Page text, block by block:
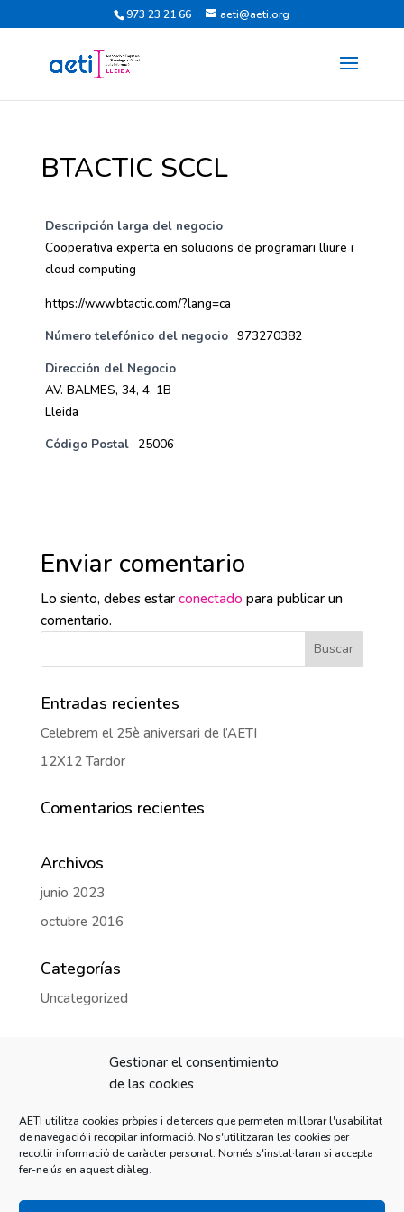
Gestionar el consentimiento
de las cookies
AETI utilitza cookies pròpies i de tercers que permeten millorar l'usabilitat
de navegació i recopilar informació. No s'utilitzaran les cookies per
recollir informació de caràcter personal. Només s'instal·laran si accepta
fer-ne ús en aquest diàleg.
973 23 21 66 aeti@aeti.org
BTACTIC SCCL
Descripción larga del negocio
Cooperativa experta en solucions de programari lliure i
cloud computing
https://www.btactic.com/?lang=ca
Número telefónico del negocio 973270382
Dirección del Negocio
AV. BALMES, 34, 4, 1B
Lleida
Código Postal 25006
Enviar comentario
Lo siento, debes estar conectado para publicar un
comentario.
Entradas recientes
Celebrem el 25è aniversari de l’AETI
12X12 Tardor
Comentarios recientes
Archivos
junio 2023
octubre 2016
Categorías
Uncategorized
Feed de comentarios
WordPress.org